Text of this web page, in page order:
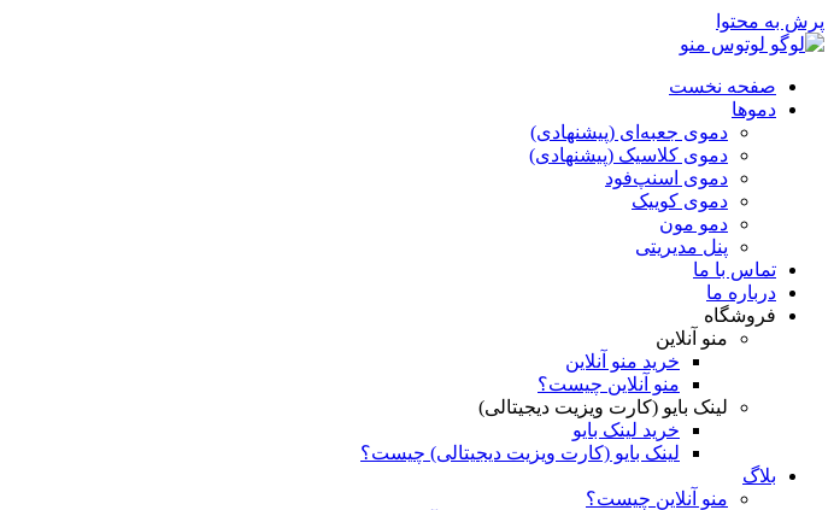
پرش به محتوا
صفحه نخست
دموها
دمو‌ی جعبه‌ای (پیشنهادی)
دموی کلاسیک (پیشنهادی)
دموی اسنپ‌فود
دموی کوییک
دمو مون
پنل مدیریتی
تماس با ما
درباره ما
فروشگاه
منو آنلاین
خرید منو آنلاین
منو آنلاین چیست؟
لینک بایو (کارت ویزیت دیجیتالی)
خرید لینک بایو
لینک بایو (کارت ویزیت دیجیتالی) چیست؟
بلاگ
منو آنلاین چیست؟